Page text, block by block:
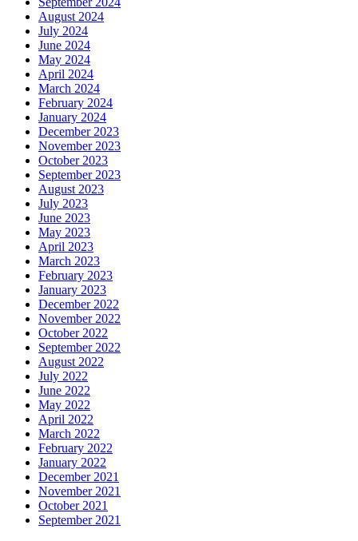
August 2024
July 2024
June 2024
May 2024
April 2024
March 2024
February 2024
January 2024
December 2023
November 2023
October 2023
September 2023
August 2023
July 2023
June 2023
May 2023
April 2023
March 2023
February 2023
January 2023
December 2022
November 2022
October 2022
September 2022
August 2022
July 2022
June 2022
May 2022
April 2022
March 2022
February 2022
January 2022
December 2021
November 2021
October 2021
September 2021